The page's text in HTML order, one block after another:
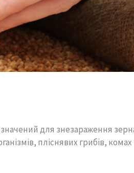
для знезараження
пліснявих грибів, комах